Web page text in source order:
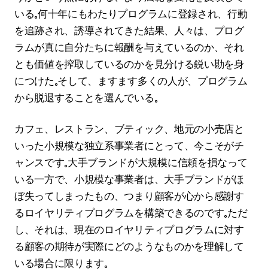
いる。何十年にもわたりプログラムに登録され、行動
を追跡され、誘導されてきた結果、人々は、プログ
ラムが真に自分たちに報酬を与えているのか、それ
とも価値を搾取しているのかを見分ける鋭い勘を身
につけた。そして、ますます多くの人が、プログラム
から脱退することを選んでいる。
カフェ、レストラン、ブティック、地元の小売店と
いった小規模な独立系事業者にとって、今こそがチ
ャンスです。大手ブランドが大規模に信頼を損なって
いる一方で、小規模な事業者は、大手ブランドがほ
ぼ失ってしまったもの、つまり顧客が心から感謝す
るロイヤリティプログラムを構築できるのです。ただ
し、それは、現在のロイヤリティプログラムに対す
る顧客の期待が実際にどのようなものかを理解して
いる場合に限ります。